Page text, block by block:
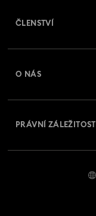
Vrácení a výměna
Stav opravy
ČLENSTVÍ
O NÁS
PRÁVNÍ ZÁLEŽITOSTI